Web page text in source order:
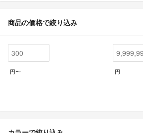
商品の価格で絞り込み
円〜 円